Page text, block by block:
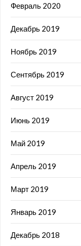
Февраль 2020
Декабрь 2019
Ноябрь 2019
Сентябрь 2019
Август 2019
Июнь 2019
Май 2019
Апрель 2019
Март 2019
Январь 2019
Декабрь 2018